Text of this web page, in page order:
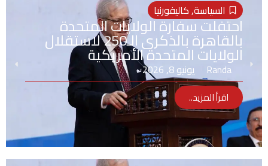
السياسة,كاليفورنيا
احتفلت سفارة الولايات المتحدة
بالقاهرة بالذكرى الـ250 لاستقلال
الولايات المتحدة الأمريكية
Randa يونيو 8, 2026
اقرأ المزيد..